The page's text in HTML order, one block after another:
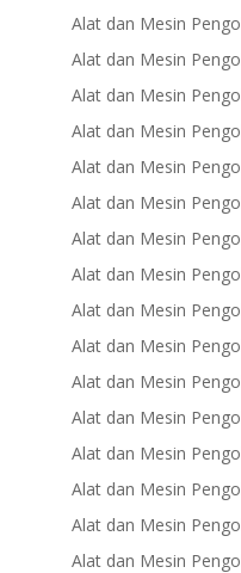
Alat dan Mesin
Alat dan Mesin
Alat dan Mesin
Alat dan Mesin
Alat dan Mesin
Alat dan Mesin
Alat dan Mesin
Alat dan Mesin
Alat dan Mesin
Alat dan Mesin
Alat dan Mesin
Alat dan Mesin
Alat dan Mesin
Alat dan Mesin
Alat dan Mesin
Alat dan Mesin